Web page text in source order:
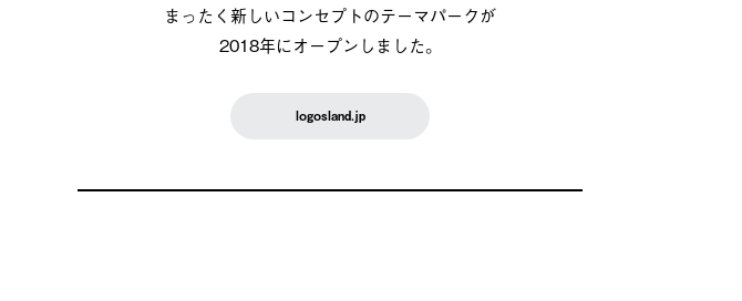
まったく新しいコンセプトのテーマパークが
2018年にオープンしました。
logosland.jp